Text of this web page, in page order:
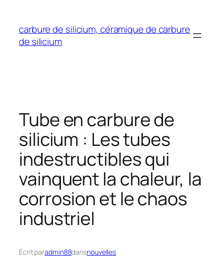
contenu
carbure de silicium, céramique de carbure
de silicium
Tube en carbure de
silicium : Les tubes
indestructibles qui
vainquent la chaleur, la
corrosion et le chaos
industriel
Écrit paradmin88dansnouvelles